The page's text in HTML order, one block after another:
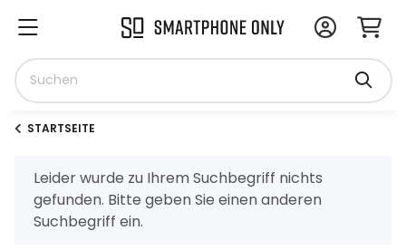
STARTSEITE
x
Leider wurde zu Ihrem Suchbegriff nichts
gefunden. Bitte geben Sie einen anderen
Suchbegriff ein.